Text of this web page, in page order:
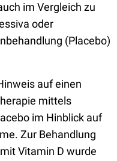
im Vergleich zu
oder
(Placebo)
auf einen
mittels
im Hinblick auf
Zur Behandlung
Vitamin D wurde